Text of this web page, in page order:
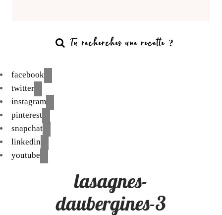
facebook
twitter
instagram
pinterest
snapchat
linkedin
youtube
lasagnes-
daubergines-3